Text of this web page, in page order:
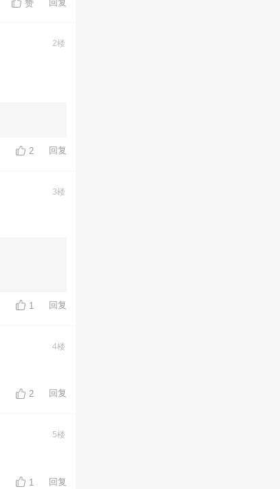
赞 回复
2楼
2 回复
3楼
1 回复
4楼
2 回复
5楼
1 回复